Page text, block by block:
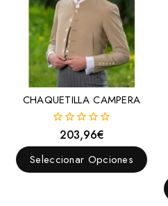
CHAQUETILLA CAMPERA
fuera
de
5
203,96€
Seleccionar Opciones